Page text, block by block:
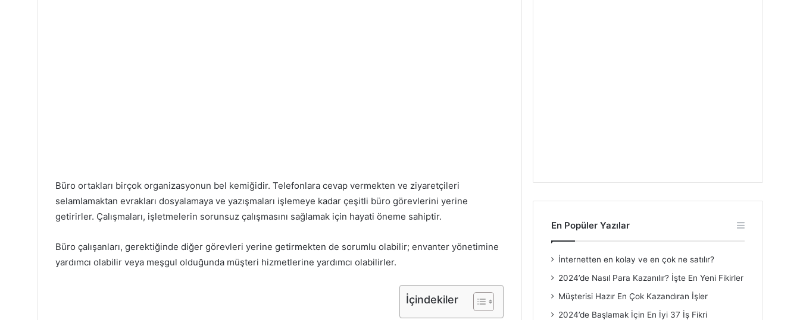
Büro ortakları birçok organizasyonun bel kemiğidir. Telefonlara cevap vermekten ve ziyaretçileri
selamlamaktan evrakları dosyalamaya ve yazışmaları işlemeye kadar çeşitli büro görevlerini yerine
getirirler. Çalışmaları, işletmelerin sorunsuz çalışmasını sağlamak için hayati öneme sahiptir.
Büro çalışanları, gerektiğinde diğer görevleri yerine getirmekten de sorumlu olabilir; envanter yönetimine
yardımcı olabilir veya meşgul olduğunda müşteri hizmetlerine yardımcı olabilirler.
İçindekiler
En Popüler Yazılar
İnternetten en kolay ve en çok ne satılır?
2024’de Nasıl Para Kazanılır? İşte En Yeni Fikirler
Müşterisi Hazır En Çok Kazandıran İşler
2024’de Başlamak İçin En İyi 37 İş Fikri